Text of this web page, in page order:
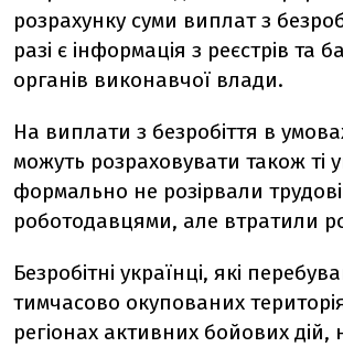
розрахунку суми виплат з
разі є інформація з реєстрів та
органів виконавчої влади.
На виплати з безробіття в
можуть розраховувати також ті
формально не розірвали
роботодавцями, але втратили
Безробітні українці, які
тимчасово окупованих
регіонах активних бойових дій,